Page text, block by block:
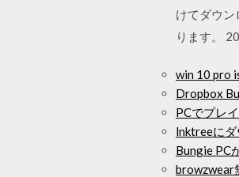
けてダウ
ります。
win 10 pro
Dropbox
PCでプレ
lnktreeに
Bungie PC
browzwear